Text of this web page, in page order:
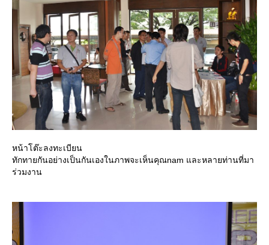
หน้าโต๊ะลงทะเบียน
ทักทายกันอย่างเป็นกันเองในภาพจะเห็นคุณnam และหลายท่านที่มา
ร่วมงาน